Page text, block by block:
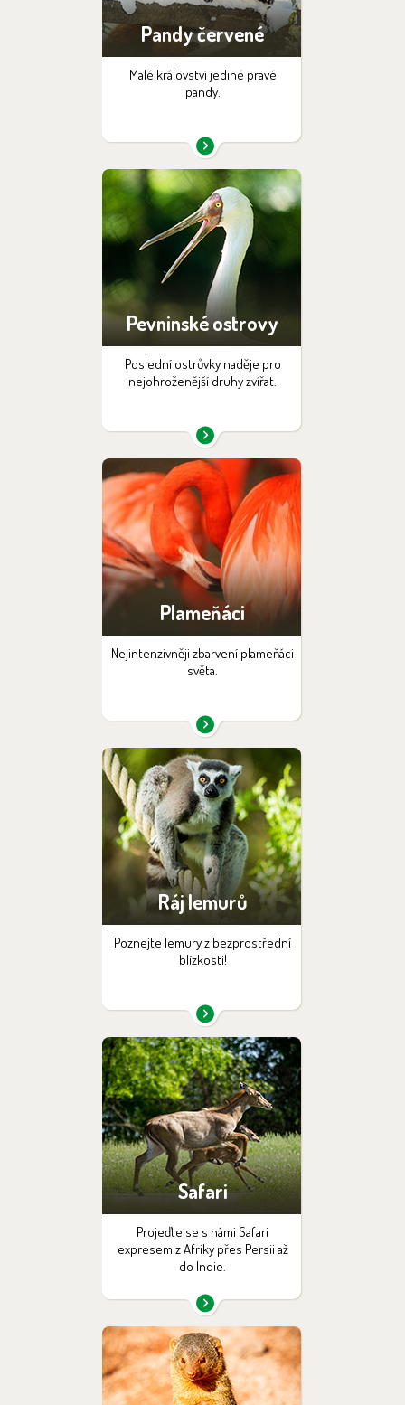
Pandy červené
Malé království jediné pravé
pandy.
Pevninské ostrovy
Poslední ostrůvky naděje pro
nejohroženější druhy zvířat.
Plameňáci
Nejintenzivněji zbarvení plameňáci
světa.
Ráj lemurů
Poznejte lemury z bezprostřední
blízkosti!
Safari
Projeďte se s námi Safari
expresem z Afriky přes Persii až
do Indie.